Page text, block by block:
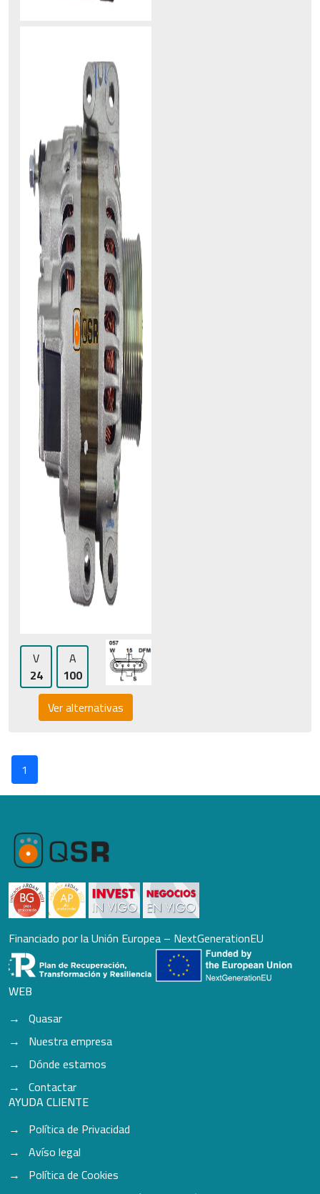
V
24
A
100
Ver alternativas
1
Financiado por la Unión Europea – NextGenerationEU
WEB
Quasar
Nuestra empresa
Dónde estamos
Contactar
AYUDA CLIENTE
Política de Privacidad
Avíso legal
Política de Cookies